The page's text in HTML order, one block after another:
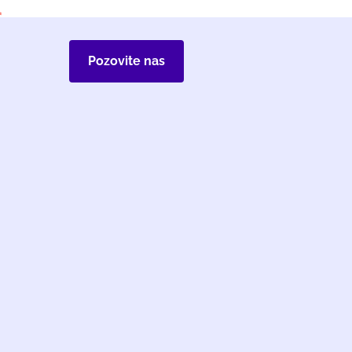
Pozovite nas